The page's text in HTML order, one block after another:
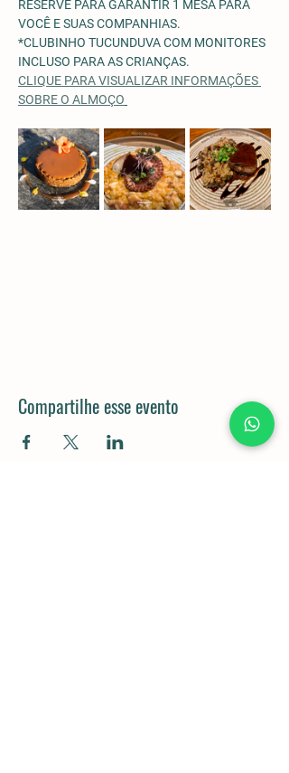
RESERVE PARA GARANTIR 1 MESA PARA
VOCÊ E SUAS COMPANHIAS.
*CLUBINHO TUCUNDUVA COM MONITORES
INCLUSO PARA AS CRIANÇAS.
CLIQUE PARA VISUALIZAR INFORMAÇÕES
SOBRE O ALMOÇO
Compartilhe esse evento